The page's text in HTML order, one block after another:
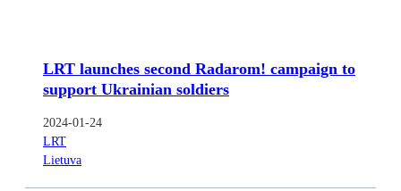
LRT launches second Radarom! campaign to
support Ukrainian soldiers
2024-01-24
LRT
Lietuva